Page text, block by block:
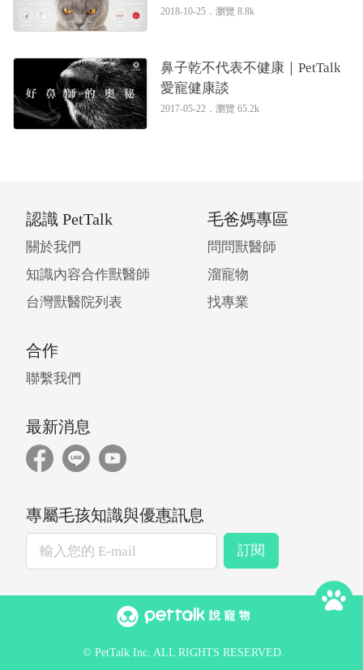
陳正傑醫師
2018-10-25．瀏覽 8.8k
鼻子乾不代表不健康｜PetTalk
愛寵健康談
2017-05-22．瀏覽 65.2k
認識 PetTalk
關於我們
知識內容合作獸醫師
台灣獸醫院列表
毛爸媽專區
問問獸醫師
溜寵物
找專業
合作
聯繫我們
最新消息
專屬毛孩知識與優惠訊息
訂閱
© PetTalk Inc. ALL RIGHTS RESERVED.